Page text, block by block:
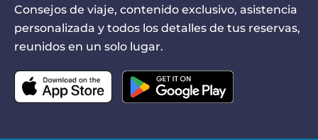
Consejos de viaje, contenido exclusivo, asistencia
personalizada y todos los detalles de tus reservas,
reunidos en un solo lugar.